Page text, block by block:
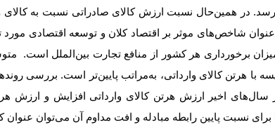
در همین‌‌‌‌‌حال نسبت ارزش کالای صادراتی نسبت به کالای
شاخص‌های موثر بر اقتصاد کلان و توسعه اقتصادی مورد
برخورداری هر کشور از منافع تجارت بین‌الملل است.
با هر‌تن کالای وارداتی، به‌‌‌‌‌مراتب پایین‌تر است. بررسی
سال‌های اخیر ارزش هر‌تن کالای وارداتی افزایش و ارزش
نسبت پایین رابطه مبادله و افت مداوم آن می‌توان عنوان